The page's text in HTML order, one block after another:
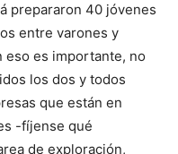
prepararon 40 jóvenes
entre varones y
eso es importante, no
los dos y todos
que están en
-fíjense qué
de exploración,